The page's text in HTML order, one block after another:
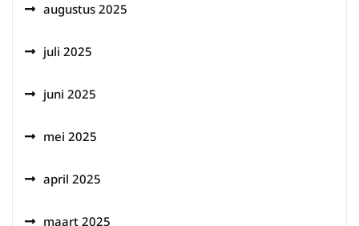
augustus 2025
juli 2025
juni 2025
mei 2025
april 2025
maart 2025